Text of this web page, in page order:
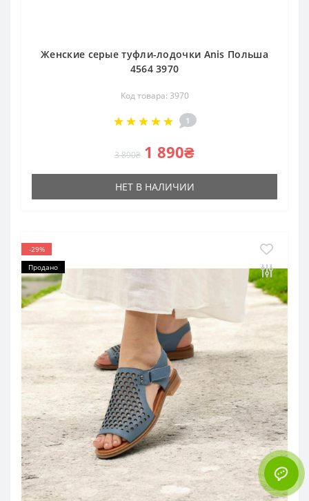
Женские серые туфли-лодочки Anis Польша
4564 3970
Код товара: 3970
1
3 890₴ 1 890₴
НЕТ В НАЛИЧИИ
-29%
Продано